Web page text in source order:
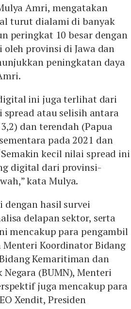
Amri, mengatakan
turut dialami di banyak
peringkat 10 besar dengan
provinsi di Jawa dan
peningkatan daya
ini juga terlihat dari
spread atau selisih antara
dan terendah (Papua
pada 2021 dan
kecil nilai spread ini
digital dari provinsi-
kata Mulya.
dengan hasil survei
delapan sektor, serta
mencakup para pengambil
Koordinator Bidang
Kemaritiman dan
(BUMN), Menteri
juga mencakup para
Xendit, Presiden